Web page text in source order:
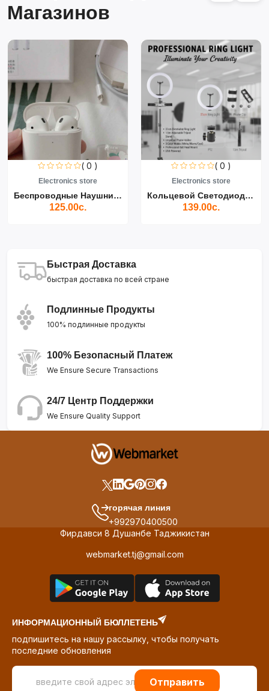
Магазинов
( 0 )
Electronics store
Беспроводные Наушники Air...
125.00с.
( 0 )
Electronics store
Кольцевой Светодиодный Св...
139.00с.
Быстрая Доставка
быстрая доставка по всей стране
Подлинные Продукты
100% подлинные продукты
100% Безопасный Платеж
We Ensure Secure Transactions
24/7 Центр Поддержки
We Ensure Quality Support
горячая линия
+992970400500
Фирдавси 8 Душанбе Таджикистан
webmarket.tj@gmail.com
ИНФОРМАЦИОННЫЙ БЮЛЛЕТЕНЬ
подпишитесь на нашу рассылку, чтобы получать
последние обновления
Отправить